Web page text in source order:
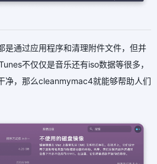
是通过应用程序和清理附件文件，但并
不仅仅是音乐还有iso数据等很多，
净，那么cleanmymac4就能够帮助人们